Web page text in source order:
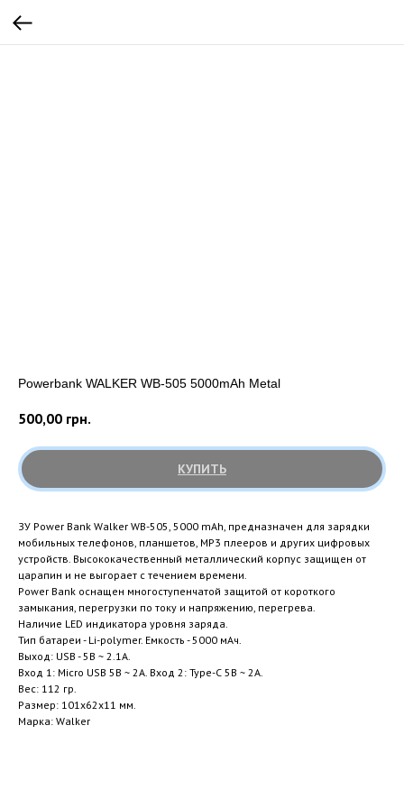
Powerbank WALKER WB-505 5000mAh Metal
500,00 грн.
КУПИТЬ
ЗУ Power Bank Walker WB-505, 5000 mAh, предназначен для зарядки
мобильных телефонов, планшетов, MP3 плееров и других цифровых
устройств. Высококачественный металлический корпус защищен от
царапин и не выгорает с течением времени.
Power Bank оснащен многоступенчатой защитой от короткого
замыкания, перегрузки по току и напряжению, перегрева.
Наличие LED индикатора уровня заряда.
Тип батареи - Li-polymer. Емкость - 5000 мАч.
Выход: USB - 5B ~ 2.1А.
Вход 1: Micro USB 5B ~ 2А. Вход 2: Type-C 5B ~ 2А.
Вес: 112 гр.
Размер: 101х62х11 мм.
Марка: Walker